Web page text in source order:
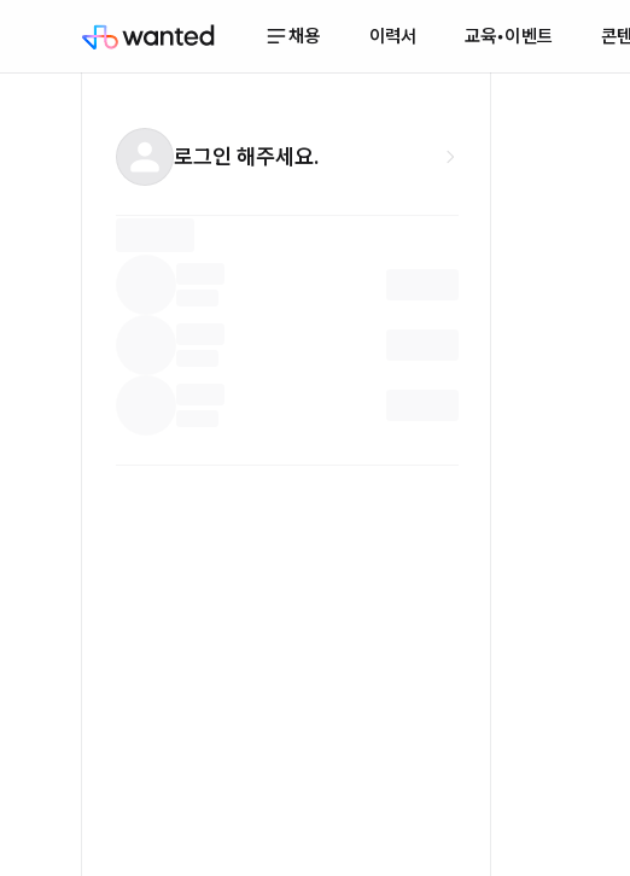
채용 이력서 교육•이벤트 콘
로그인 해주세요.